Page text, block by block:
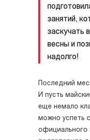
занятий,
заскучать
весны и
надолго!
Последний
И пусть
еще немало
можно успеть
официального